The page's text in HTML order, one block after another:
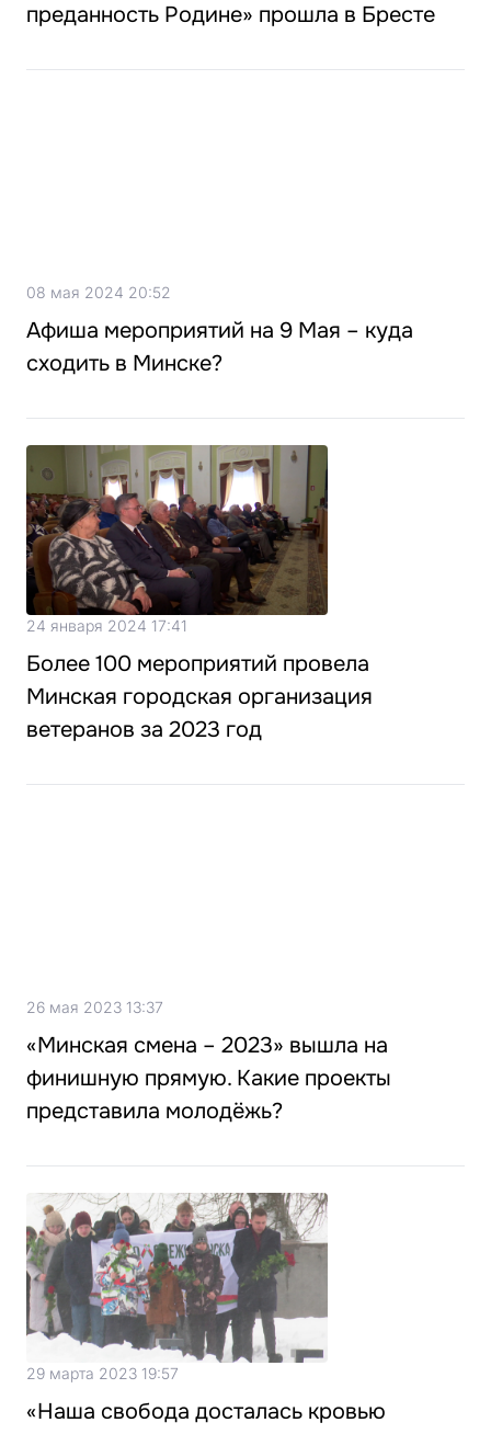
преданность Родине» прошла в Бресте
08 мая 2024 20:52
Афиша мероприятий на 9 Мая – куда
сходить в Минске?
24 января 2024 17:41
Более 100 мероприятий провела
Минская городская организация
ветеранов за 2023 год
26 мая 2023 13:37
«Минская смена – 2023» вышла на
финишную прямую. Какие проекты
представила молодёжь?
29 марта 2023 19:57
«Наша свобода досталась кровью